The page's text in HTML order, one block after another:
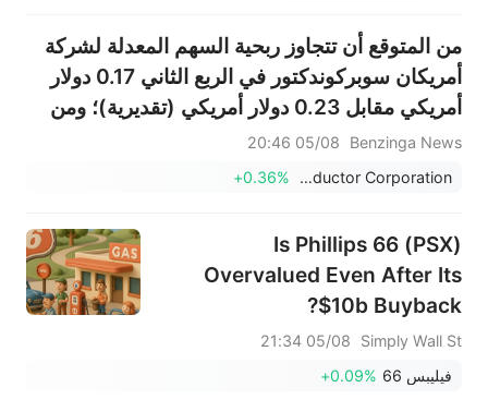
من المتوقع أن تتجاوز ربحية السهم المعدلة لشركة
أمريكان سوبركوندكتور في الربع الثاني 0.17 دولار
أمريكي مقابل 0.23 دولار أمريكي (تقديرية)؛ ومن
أمريكي مقابل 87.55 مليار دولار أمريكي (تقديرية).
Benzinga News
05/08 20:46
American Superconductor Corporation
+0.36%
Is Phillips 66 (PSX)
Overvalued Even After Its
$10b Buyback?
Simply Wall St
05/08 21:34
فيليبس 66
+0.09%